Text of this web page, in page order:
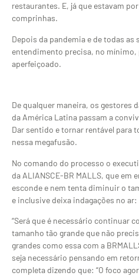
restaurantes. E, já que estavam
comprinhas.
Depois da pandemia e de todas as
entendimento precisa, no mínimo,
aperfeiçoado.
De qualquer maneira, os gestores
da América Latina passam a
Dar sentido e tornar rentável para
nessa megafusão.
No comando do processo o
da ALIANSCE-BR MALLS, que em
esconde e nem tenta diminuir o
e inclusive deixa indagações no ar:
“Será que é necessário continuar
tamanho tão grande que não
grandes como essa com a
seja necessário pensando em
completa dizendo que: “O foco